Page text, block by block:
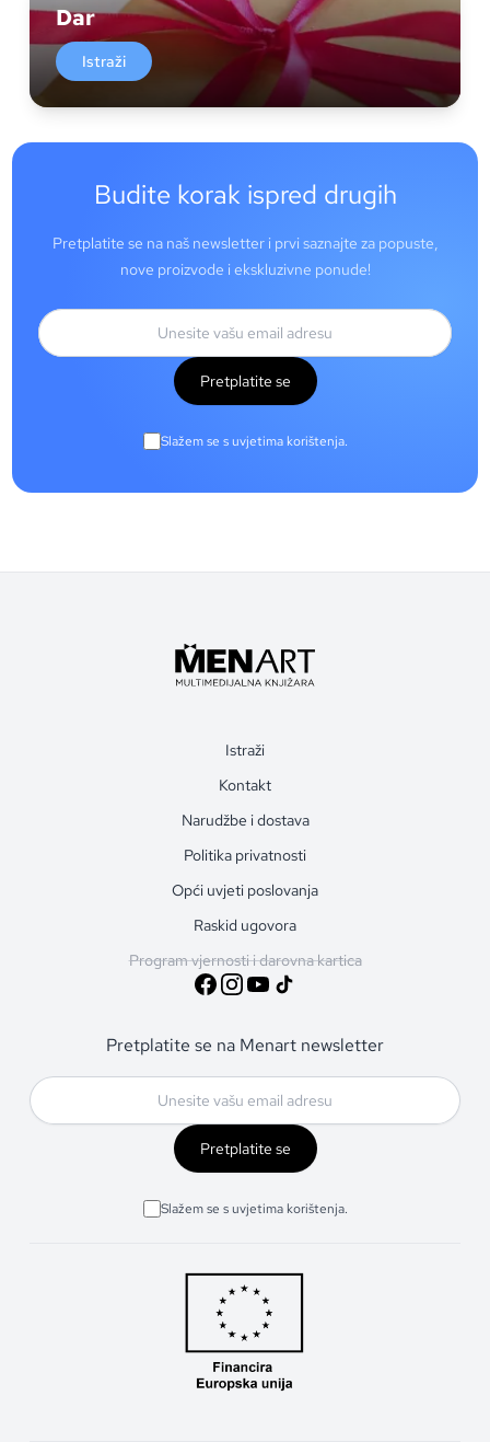
Dar
Istraži
Budite korak ispred drugih
Pretplatite se na naš newsletter i prvi saznajte za popuste,
nove proizvode i ekskluzivne ponude!
Pretplatite se
Slažem se s uvjetima korištenja.
Istraži
Kontakt
Narudžbe i dostava
Politika privatnosti
Opći uvjeti poslovanja
Raskid ugovora
Program vjernosti i darovna kartica
Pretplatite se na Menart newsletter
Pretplatite se
Slažem se s uvjetima korištenja.